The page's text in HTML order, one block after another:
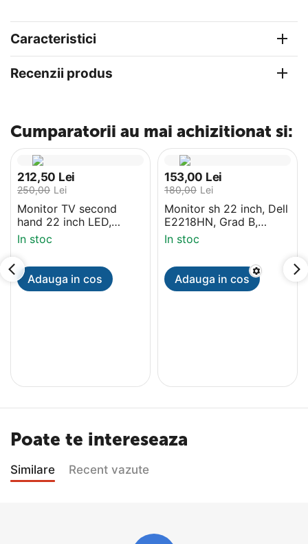
Caracteristici
Recenzii produs
Cumparatorii au mai achizitionat si:
212,50 Lei
250,00 Lei
Monitor TV second
hand 22 inch LED,
Samsung HDTV, HD,
HDMI
In stoc
Adauga in cos
153,00 Lei
180,00 Lei
Monitor sh 22 inch, Dell
E2218HN, Grad B,
HDMI, 1920x1080
In stoc
Adauga in cos
Poate te intereseaza
Similare Recent vazute